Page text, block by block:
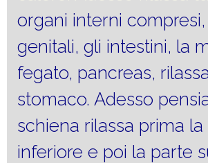
organi interni
genitali, gli intestini, la
fegato, pancreas,
stomaco. Adesso
schiena rilassa prima
inferiore e poi la parte